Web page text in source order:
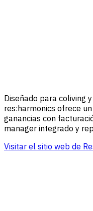
Diseñado para coliving
res:harmonics ofrece
ganancias con
manager integrado y
Visitar el sitio web de